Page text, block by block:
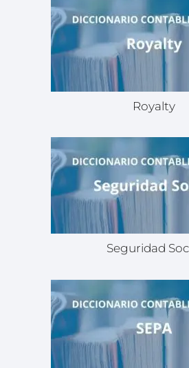
Royalty
Seguridad